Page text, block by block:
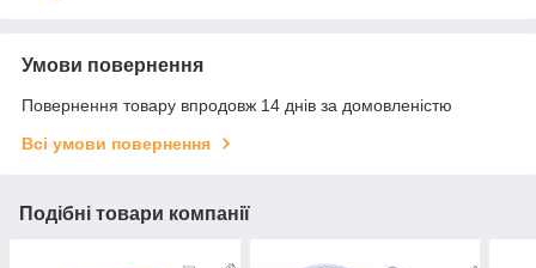
Умови повернення
Повернення товару впродовж 14 днів за домовленістю
Всі умови повернення
Подібні товари компанії